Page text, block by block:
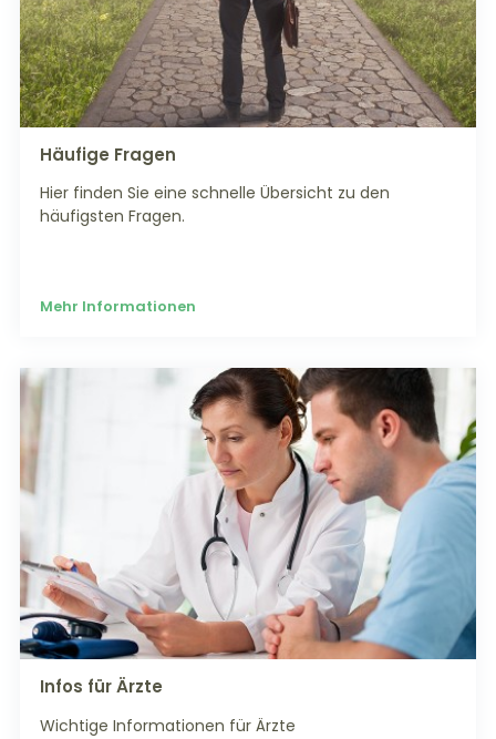
Häufige Fragen
Hier finden Sie eine schnelle Übersicht zu den
häufigsten Fragen.
Mehr Informationen
Infos für Ärzte
Wichtige Informationen für Ärzte